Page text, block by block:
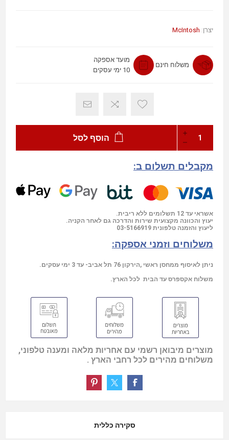
יצרן: McIntosh
משלוח חינם
מועד אספקה
10 ימי עסקים
הוסף לסל
מקבלים תשלום ב:
אשראי עד 12 תשלומים ללא ריבית.
יעוץ והכוונה מקצועית שירות והדרכה גם לאחר הקניה.
ליעוץ והזמנה טלפונית 03-5166919
משלוחים וזמני אספקה:
ניתן לאיסוף ממחסן ראשי ,הירקון 76 תל אביב- עד 3 ימי עסקים.
משלוח אקספרס עד הבית לכל הארץ.
מוצרים מיבואן רשמי עם אחריות מלאה ומענה טלפוני,
משלוחים מהירים לכל רחבי הארץ .
סקירה כללית